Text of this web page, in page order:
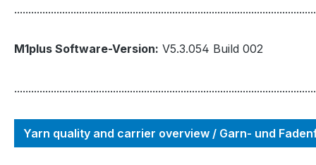
M1plus Software-Version: V5.3.054 Build 002
Yarn quality and carrier overview / Garn- und